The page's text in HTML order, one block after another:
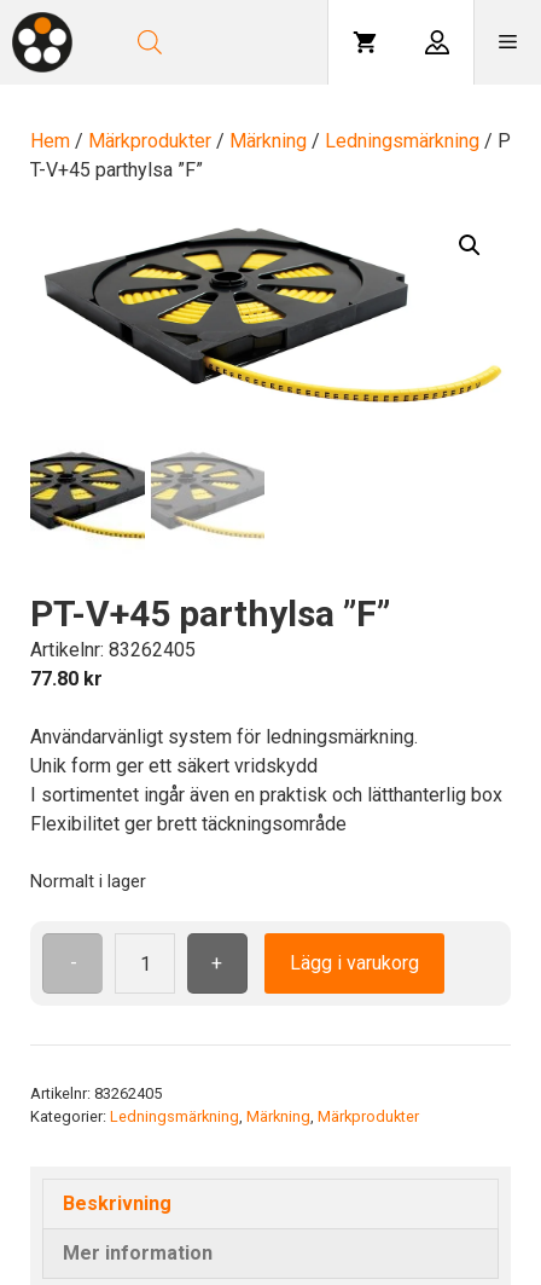
Hoppa
till
innehåll
Hem / Märkprodukter / Märkning / Ledningsmärkning / P
T-V+45 parthylsa ”F”
PT-V+45 parthylsa ”F”
Artikelnr: 83262405
77.80 kr
Användarvänligt system för ledningsmärkning.
Unik form ger ett säkert vridskydd
I sortimentet ingår även en praktisk och lätthanterlig box
Flexibilitet ger brett täckningsområde
Normalt i lager
- + Lägg i varukorg
Artikelnr: 83262405
Kategorier: Ledningsmärkning, Märkning, Märkprodukter
Beskrivning
Mer information